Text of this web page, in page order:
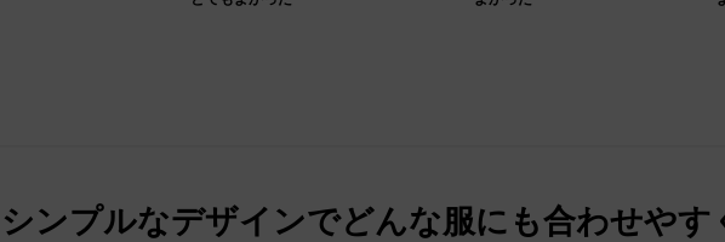
シンプルなデザインでどんな服にも合わせや